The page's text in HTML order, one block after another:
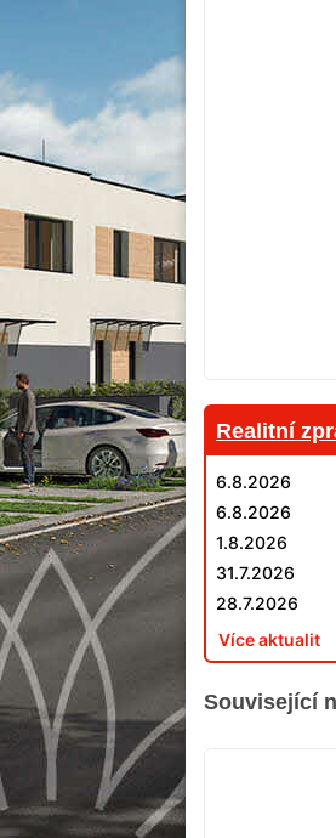
Realitní
6.8.2026
6.8.2026
1.8.2026
31.7.2026
28.7.2026
Více aktualit
Související